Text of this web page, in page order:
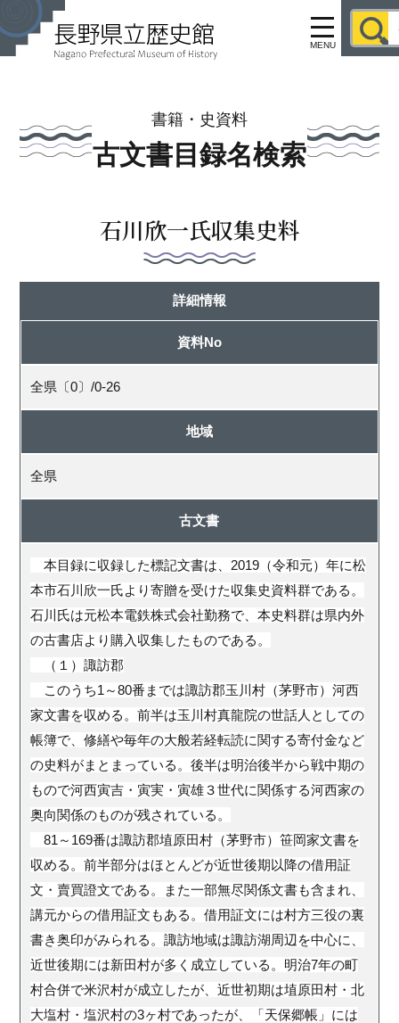
MENU
書籍・史資料
古文書目録名検索
石川欣一氏収集史料
詳細情報
資料No
全県〔0〕/0-26
地域
全県
古文書
本目録に収録した標記文書は、2019（令和元）年に松
本市石川欣一氏より寄贈を受けた収集史資料群である。
石川氏は元松本電鉄株式会社勤務で、本史料群は県内外
の古書店より購入収集したものである。
（１）諏訪郡
このうち1～80番までは諏訪郡玉川村（茅野市）河西
家文書を収める。前半は玉川村真龍院の世話人としての
帳簿で、修繕や毎年の大般若経転読に関する寄付金など
の史料がまとまっている。後半は明治後半から戦中期の
もので河西寅吉・寅実・寅雄３世代に関係する河西家の
奥向関係のものが残されている。
81～169番は諏訪郡埴原田村（茅野市）笹岡家文書を
収める。前半部分はほとんどが近世後期以降の借用証
文・賣買證文である。また一部無尽関係文書も含まれ、
講元からの借用証文もある。借用証文には村方三役の裏
書き奥印がみられる。諏訪地域は諏訪湖周辺を中心に、
近世後期には新田村が多く成立している。明治7年の町
村合併で米沢村が成立したが、近世初期は埴原田村・北
大塩村・塩沢村の3ヶ村であったが、「天保郷帳」には